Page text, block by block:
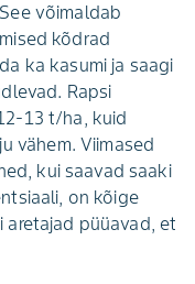
võimaldab
kõdrad
ka kasumi ja saagi
Rapsi
13 t/ha, kuid
vähem. Viimased
kui saavad saaki
on kõige
püüavad, et